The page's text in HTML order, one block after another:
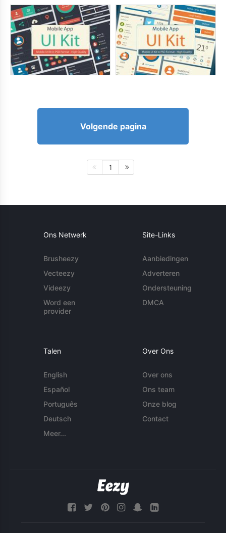
Volgende pagina
1
Ons Netwerk
Brusheezy
Vecteezy
Videezy
Word een
provider
Site-Links
Aanbiedingen
Adverteren
Ondersteuning
DMCA
Talen
English
Español
Português
Deutsch
Meer...
Over Ons
Over ons
Ons team
Onze blog
Contact